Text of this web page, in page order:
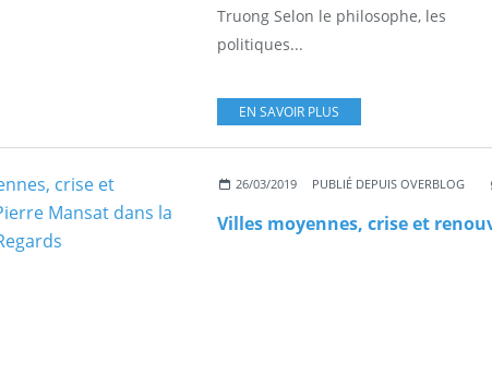
Truong Selon le philosophe, les
politiques...
EN SAVOIR PLUS
26/03/2019 PUBLIÉ DEPUIS OVERBLOG